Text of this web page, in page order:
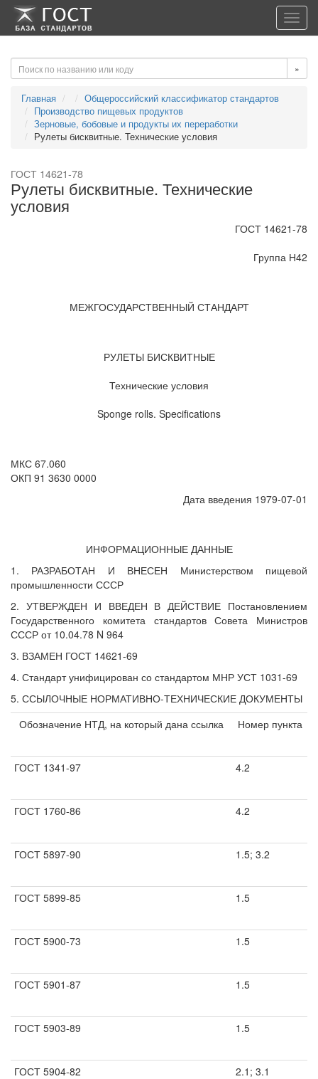
-->-->
»
Главная
Общероссийский классификатор стандартов
Производство пищевых продуктов
Зерновые, бобовые и продукты их переработки
Рулеты бисквитные. Технические условия
ГОСТ 14621-78
Рулеты бисквитные. Технические
условия
ГОСТ 14621-78
Группа Н42
МЕЖГОСУДАРСТВЕННЫЙ СТАНДАРТ
РУЛЕТЫ БИСКВИТНЫЕ
Технические условия
Sponge rolls. Specifications
МКС 67.060
ОКП 91 3630 0000
Дата введения 1979-07-01
ИНФОРМАЦИОННЫЕ ДАННЫЕ
1. РАЗРАБОТАН И ВНЕСЕН Министерством пищевой
промышленности СССР
2. УТВЕРЖДЕН И ВВЕДЕН В ДЕЙСТВИЕ Постановлением
Государственного комитета стандартов Совета Министров
СССР от 10.04.78 N 964
3. ВЗАМЕН ГОСТ 14621-69
4. Стандарт унифицирован со стандартом МНР УСТ 1031-69
5. ССЫЛОЧНЫЕ НОРМАТИВНО-ТЕХНИЧЕСКИЕ ДОКУМЕНТЫ
Обозначение НТД, на который дана ссылка
Номер пункта
ГОСТ 1341-97 4.2
ГОСТ 1760-86 4.2
ГОСТ 5897-90 1.5; 3.2
ГОСТ 5899-85 1.5
ГОСТ 5900-73 1.5
ГОСТ 5901-87 1.5
ГОСТ 5903-89 1.5
ГОСТ 5904-82 2.1; 3.1